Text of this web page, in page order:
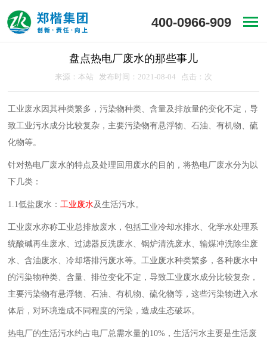
400-0966-909
盘点热电厂废水的那些事儿
来源：本站 发布时间：2021-08-04 点击： 次
工业废水因其种类繁多，污染物种类、含量及排放量的变化不定，导
致工业污水成分比较复杂，主要污染物有悬浮物、石油、有机物、硫
化物等。
针对热电厂废水的特点及处理回用废水的目的，将热电厂废水分为以
下几类：
1.1低盐废水：工业废水及生活污水。
工业废水亦称工业总排放废水，包括工业冷却水排水、化学水处理系
统酸碱再生废水、过滤器反洗废水、锅炉清洗废水、输煤冲洗除尘废
水、含油废水、冷却塔排污废水等。工业废水种类繁多，各种废水中
的污染物种类、含量、排位变化不定，导致工业废水成分比较复杂，
主要污染物有悬浮物、石油、有机物、硫化物等，这些污染物进入水
体后，对环境造成不同程度的污染，造成生态破坏。
热电厂的生活污水约占电厂总需水量的10%，生活污水主要是生活废